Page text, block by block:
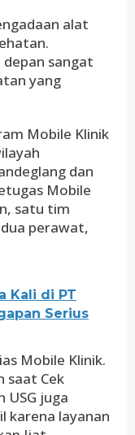
alat
sangat
yang
Mobile Klinik
dan
Mobile
satu tim
perawat,
Kali di PT
Serius
Mobile Klinik.
saat Cek
USG juga
karena layanan